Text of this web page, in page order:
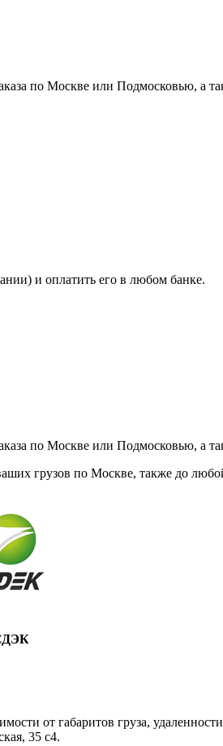
по Москве или Подмосковью, а
и оплатить его в любом банке.
по Москве или Подмосковью, а
грузов по Москве, также до
от габаритов груза,
35 c4.